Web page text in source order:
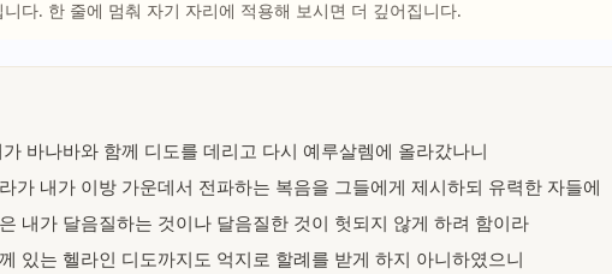
다. 한 줄에 멈춰 자기 자리에 적용해 보시면 더 깊어집니다.
바나바와 함께 디도를 데리고 다시 예루살렘에 올라갔나니
가 내가 이방 가운데서 전파하는 복음을 그들에게 제시하되 유력한 자들에
내가 달음질하는 것이나 달음질한 것이 헛되지 않게 하려 함이라
있는 헬라인 디도까지도 억지로 할례를 받게 하지 아니하였으니